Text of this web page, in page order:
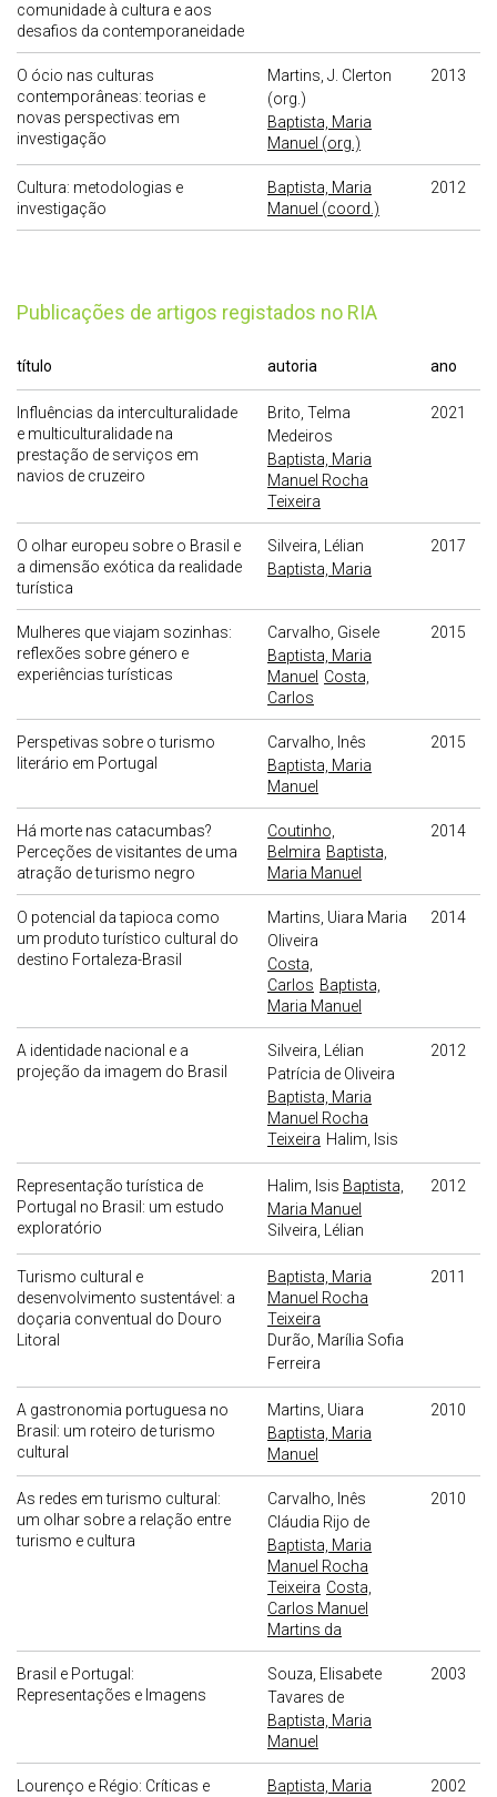
comunidade à cultura e aos
desafios da contemporaneidade
O ócio nas culturas
contemporâneas: teorias e
novas perspectivas em
investigação
Martins, J. Clerton
(org.)
Baptista, Maria
Manuel (org.)
2013
Cultura: metodologias e
investigação
Baptista, Maria
Manuel (coord.)
2012
publicações de artigos registados no RIA
título autoria ano
Influências da interculturalidade
e multiculturalidade na
prestação de serviços em
navios de cruzeiro
Brito, Telma
Medeiros
Baptista, Maria
Manuel Rocha
Teixeira
2021
O olhar europeu sobre o Brasil e
a dimensão exótica da realidade
turística
Silveira, Lélian
Baptista, Maria
2017
Mulheres que viajam sozinhas:
reflexões sobre género e
experiências turísticas
Carvalho, Gisele
Baptista, Maria
Manuel Costa,
Carlos
2015
Perspetivas sobre o turismo
literário em Portugal
Carvalho, Inês
Baptista, Maria
Manuel
2015
Há morte nas catacumbas?
Perceções de visitantes de uma
atração de turismo negro
Coutinho,
Belmira Baptista,
Maria Manuel
2014
O potencial da tapioca como
um produto turístico cultural do
destino Fortaleza-Brasil
Martins, Uiara Maria
Oliveira
Costa,
Carlos Baptista,
Maria Manuel
2014
A identidade nacional e a
projeção da imagem do Brasil
Silveira, Lélian
Patrícia de Oliveira
Baptista, Maria
Manuel Rocha
Teixeira Halim, Isis
2012
Representação turística de
Portugal no Brasil: um estudo
exploratório
Halim, Isis Baptista,
Maria Manuel
Silveira, Lélian
2012
Turismo cultural e
desenvolvimento sustentável: a
doçaria conventual do Douro
Litoral
Baptista, Maria
Manuel Rocha
Teixeira
Durão, Marília Sofia
Ferreira
2011
A gastronomia portuguesa no
Brasil: um roteiro de turismo
cultural
Martins, Uiara
Baptista, Maria
Manuel
2010
As redes em turismo cultural:
um olhar sobre a relação entre
turismo e cultura
Carvalho, Inês
Cláudia Rijo de
Baptista, Maria
Manuel Rocha
Teixeira Costa,
Carlos Manuel
Martins da
2010
Brasil e Portugal:
Representações e Imagens
Souza, Elisabete
Tavares de
Baptista, Maria
Manuel
2003
Lourenço e Régio: Críticas e
Baptista, Maria
2002